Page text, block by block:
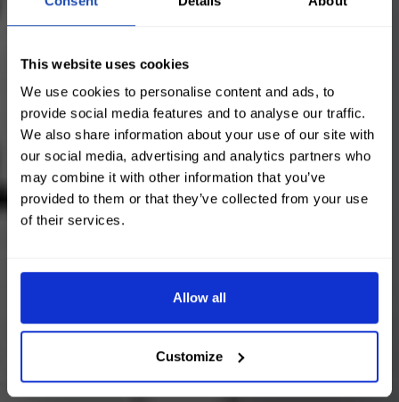
This website uses cookies
We use cookies to personalise content and ads, to
provide social media features and to analyse our traffic.
We also share information about your use of our site with
our social media, advertising and analytics partners who
may combine it with other information that you’ve
provided to them or that they’ve collected from your use
of their services.
Allow all
Customize